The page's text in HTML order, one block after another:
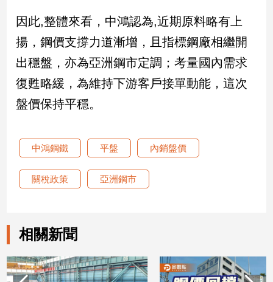
點
南
灣
觀
點
娛
樂
流
時
尚
因此,整體來看，中鴻認為,近期原料略有上
揚，鋼價支撐力道漸增，且指標鋼廠相繼開
出穩盤，亦為亞洲鋼市定調；考量國內需求
復甦略緩，為維持下游客戶接單動能，這次
盤價保持平穩。
中鴻鋼鐵 平盤 內銷盤價
關稅政策 亞洲鋼市
相關新聞